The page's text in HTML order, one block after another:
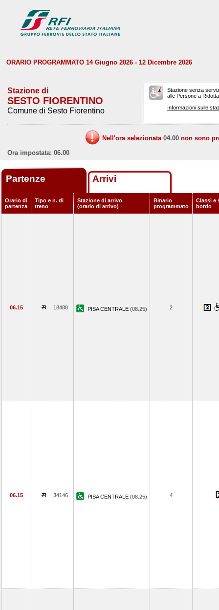
ORARIO PROGRAMMATO 14 Giugno 2026 - 12 Dicembre 2026
Stazione di
SESTO FIORENTINO
Comune di Sesto Fiorentino
Stazione senza
alle Persone a
Informazioni sulle
Nell'ora selezionata 04.00 non sono
Ora impostata: 06.00
Partenze Arrivi
Orario di
partenza
Tipo e n. di
treno
Stazione di arrivo
(orario di arrivo)
Binario
programmato
Classi e
bordo
06.15 18488 PISA CENTRALE (08.25) 2
06.15 34146 PISA CENTRALE (08.25) 4